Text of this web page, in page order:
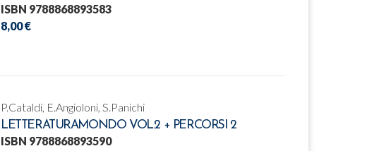
ISBN 9788868893583
8,00 €
P.Cataldi, E.Angioloni, S.Panichi
LETTERATURAMONDO VOL.2 + PERCORSI 2
ISBN 9788868893590